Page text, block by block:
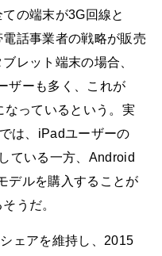
の端末が3G回線と
話事業者の戦略が販売
レット端末の場合、
ザーも多く、これが
っているという。実
は、iPadユーザーの
ている一方、Android
デルを購入することが
うだ。
ェアを維持し、2015